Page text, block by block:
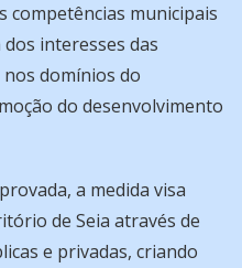
competências municipais
interesses das
domínios do
do desenvolvimento
a medida visa
de Seia através de
e privadas, criando